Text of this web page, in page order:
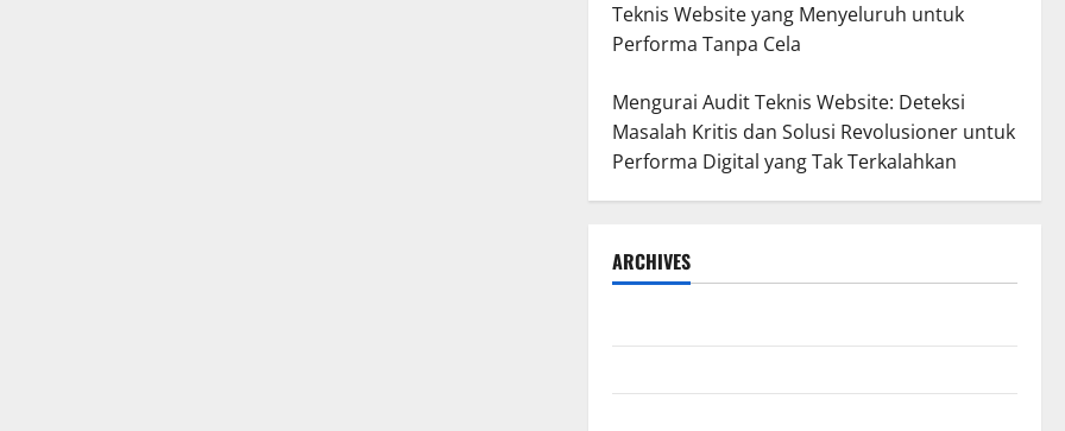
Teknis Website yang Menyeluruh untuk
Performa Tanpa Cela
Mengurai Audit Teknis Website: Deteksi
Masalah Kritis dan Solusi Revolusioner untuk
Performa Digital yang Tak Terkalahkan
ARCHIVES